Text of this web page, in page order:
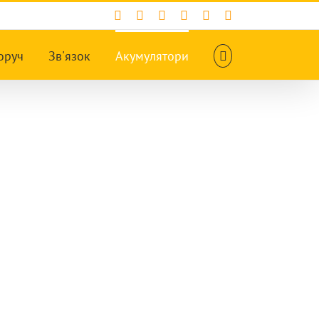
Facebook InstagramPinterestYouTube
Зв'язок Акумулятори